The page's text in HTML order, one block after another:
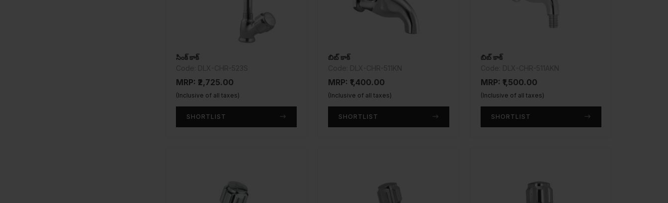
సింక్ కాక్
MRP: ₹2,725.00
(Inclusive of all taxes)
SHORTLIST
బిబ్ కాక్
MRP: ₹1,400.00
(Inclusive of all taxes)
SHORTLIST
బిబ్ కాక్
MRP: ₹1,500.00
(Inclusive of all taxes)
SHORTLIST